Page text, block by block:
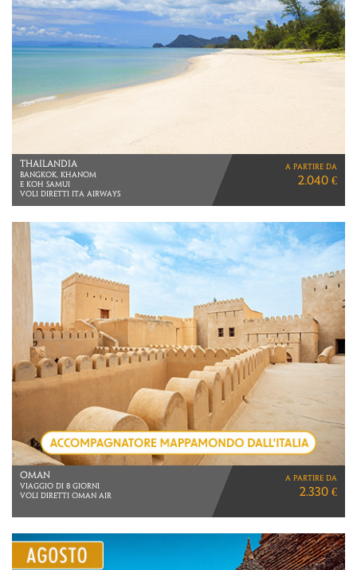
OVERLAND BOTSWANA
Tour di 14 giorni
VOLI LUFTHANSA
a partire da
3.970 €
SRI LANKA
VIAGGIO DI 8 GIORNI
Fino al 15 dicembre
a partire da
1.990 €